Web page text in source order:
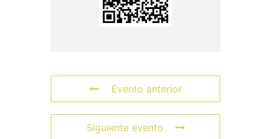
Evento anterior
Siguiente evento